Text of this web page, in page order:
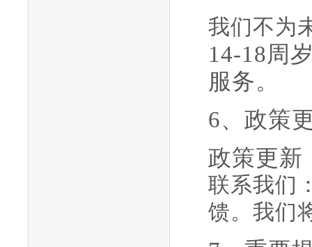
我们不为
14-18周
服务。
6、政策
政策更新
联系我们
馈。我们